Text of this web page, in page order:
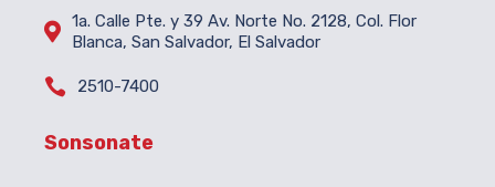
 1a. Calle Pte. y 39 Av. Norte No. 2128, Col. Flor
Blanca, San Salvador, El Salvador
 2510-7400
Sonsonate